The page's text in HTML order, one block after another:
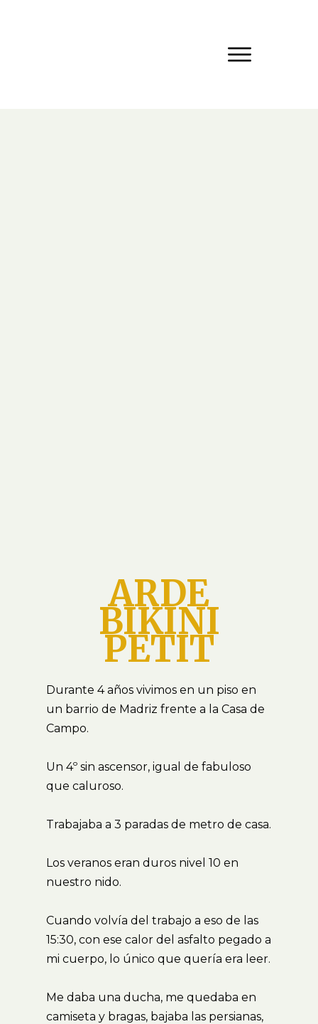
ARDE
BIKINI
PETIT
Durante 4 años vivimos en un piso en
un barrio de Madriz frente a la Casa de
Campo.
Un 4º sin ascensor, igual de fabuloso
que caluroso.
Trabajaba a 3 paradas de metro de casa.
Los veranos eran duros nivel 10 en
nuestro nido.
Cuando volvía del trabajo a eso de las
15:30, con ese calor del asfalto pegado a
mi cuerpo, lo único que quería era leer.
Me daba una ducha, me quedaba en
camiseta y bragas, bajaba las persianas,